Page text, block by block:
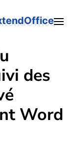
des
Word